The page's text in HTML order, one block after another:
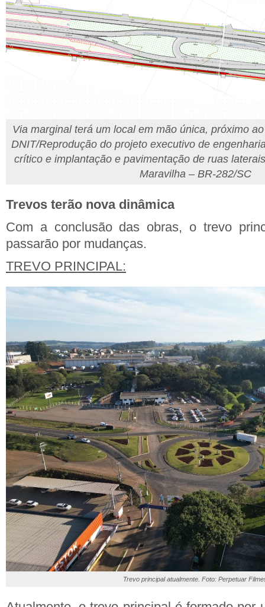
Via marginal terá um local em mão única, próximo
DNIT/Reprodução do projeto executivo de
crítico e implantação e pavimentação de ruas
Maravilha – BR-282/SC
Trevos terão nova dinâmica
Com a conclusão das obras, o trevo
passarão por mudanças.
TREVO PRINCIPAL:
Trevo principal atualmente. Foto: Perpetuar